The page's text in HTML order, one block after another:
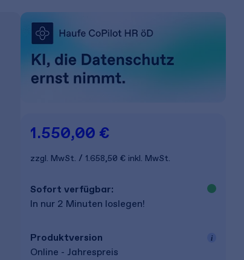
1.550,00 €
zzgl. MwSt. 1.658,50 € inkl. MwSt.
Sofort verfügbar:
In nur 2 Minuten loslegen!
Produkt­version
Online - Jahrespreis